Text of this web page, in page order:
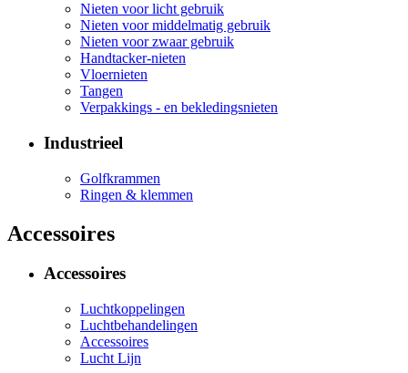
Nieten voor licht gebruik
Nieten voor middelmatig gebruik
Nieten voor zwaar gebruik
Handtacker-nieten
Vloernieten
Tangen
Verpakkings - en bekledingsnieten
Industrieel
Golfkrammen
Ringen & klemmen
Accessoires
Accessoires
Luchtkoppelingen
Luchtbehandelingen
Accessoires
Lucht Lijn